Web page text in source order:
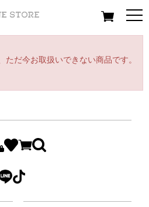
Men
ただ今お取扱いできない商品です。